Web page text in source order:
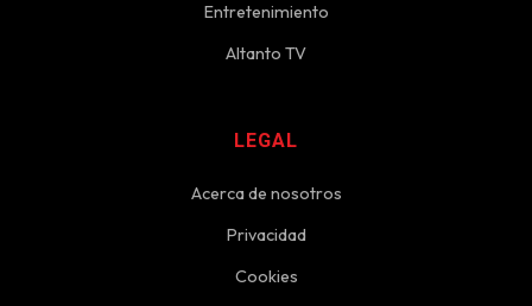
Entretenimiento
Altanto TV
LEGAL
Acerca de nosotros
Privacidad
Cookies